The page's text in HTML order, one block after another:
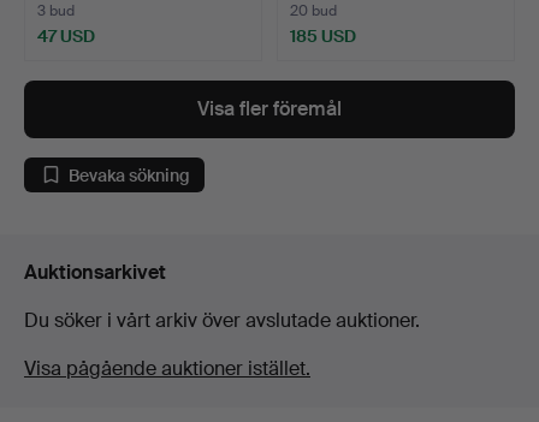
3 bud
47 USD
20 bud
185 USD
Visa fler föremål
Bevaka sökning
Auktionsarkivet
Du söker i vårt arkiv över avslutade auktioner.
Visa pågående auktioner istället.